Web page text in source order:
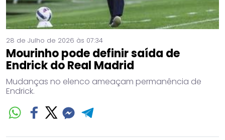
28 de Julho de 2026 às 07:34
Mourinho pode definir saída de
Endrick do Real Madrid
Mudanças no elenco ameaçam permanência de
Endrick.